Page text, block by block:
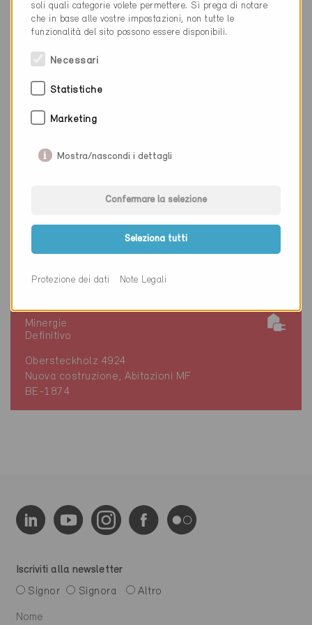
Minergie
Definitivo
Obersteckholz 4924
Nuova costruzione, Abitazioni MF
BE-1874
Iscriviti alla newsletter
Signor
Signora Altro
soli quali categorie volete permettere. Si prega di notare
che in base alle vostre impostazioni, non tutte le
funzionalità del sito possono essere disponibili.
Necessari
Statistiche
Marketing
Mostra/nascondi i dettagli
Confermare la selezione
Seleziona tutti
Protezione dei dati Note Legali